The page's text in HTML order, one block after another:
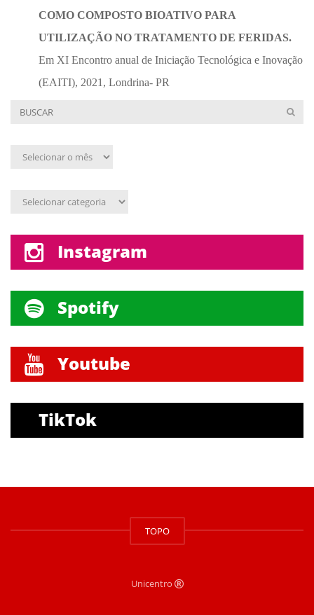
COMO COMPOSTO BIOATIVO PARA
UTILIZAÇÃO NO TRATAMENTO DE FERIDAS.
Em XI Encontro anual de Iniciação Tecnológica e Inovação
(EAITI), 2021, Londrina- PR
Arquivo
Assunto
Instagram
Spotify
Youtube
TikTok
TOPO
Unicentro